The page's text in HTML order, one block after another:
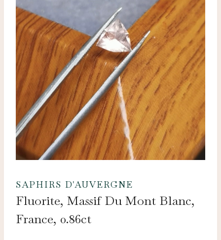
SAPHIRS D'AUVERGNE
Fluorite, Massif Du Mont Blanc,
France, 0.86ct